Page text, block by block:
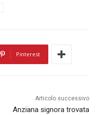
Pinterest
Articolo successivo
Anziana signora trovata